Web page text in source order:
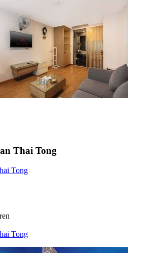
Thai Tong
Tong
Tong